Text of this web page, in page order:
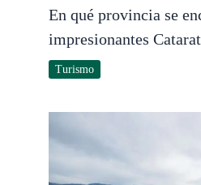
En qué provincia se
impresionantes
Turismo